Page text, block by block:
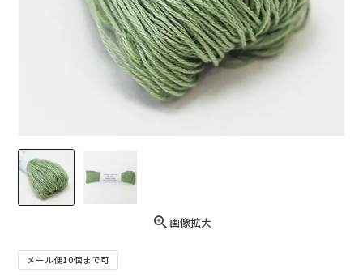
画像拡大
メール便10個まで可